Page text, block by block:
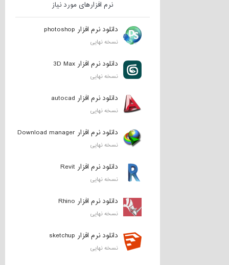
نرم افزارهای مورد نیاز
دانلود نرم افزار photoshop
نسخه نهایی
دانلود نرم افزار 3D Max
نسخه نهایی
دانلود نرم افزار autocad
نسخه نهایی
دانلود نرم افزار Download manager
نسخه نهایی
دانلود نرم افزار Revit
نسخه نهایی
دانلود نرم افزار Rhino
نسخه نهایی
دانلود نرم افزار sketchup
نسخه نهایی